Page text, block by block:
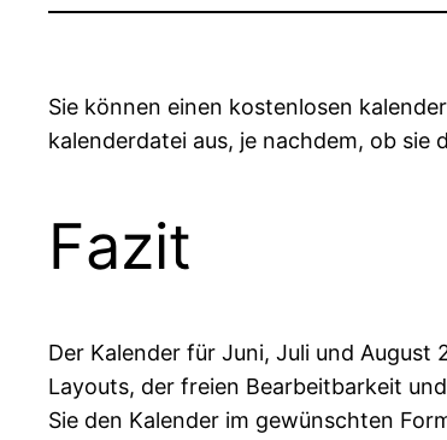
Sie können einen kostenlosen
kalenderdatei aus, je nachdem, ob sie
Fazit
Der Kalender für Juni, Juli und
Layouts, der freien Bearbeitbarkeit
Sie den Kalender im gewünschten